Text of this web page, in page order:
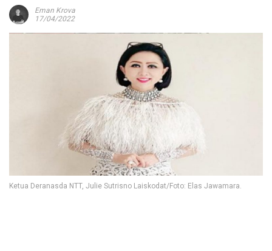
Eman Krova
17/04/2022
Ketua Deranasda NTT, Julie Sutrisno Laiskodat/Foto: Elas Jawamara.